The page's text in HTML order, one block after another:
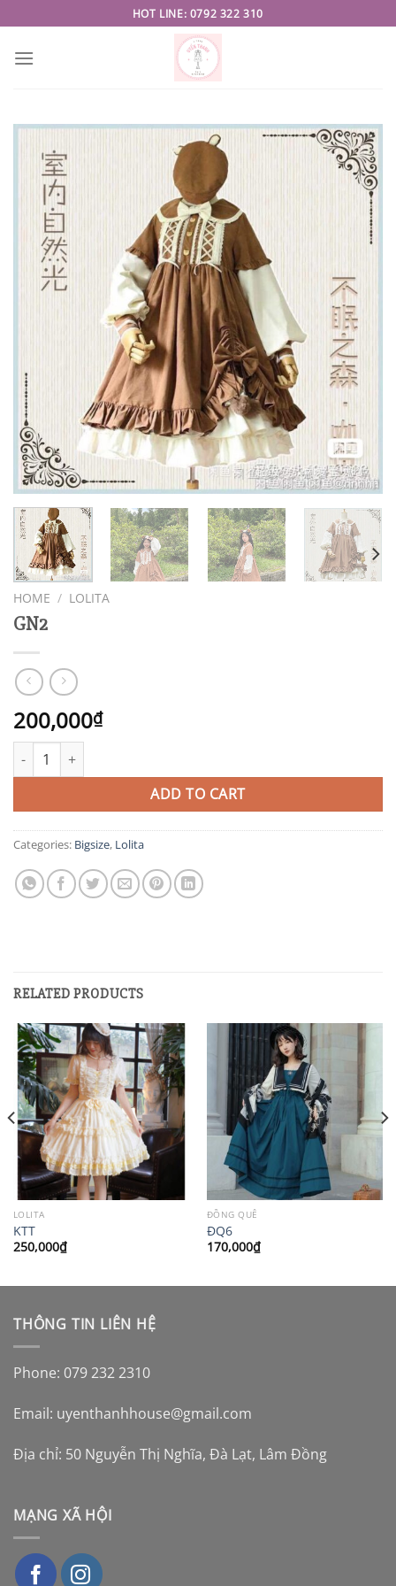
to
content
HOT LINE: 0792 322 310
HOME / LOLITA
GN2
200,000₫
GN2 quantity
ADD TO CART
Categories: Bigsize, Lolita
RELATED PRODUCTS
LOLITA
KTT
250,000₫
ĐỒNG QUÊ
ĐQ6
170,000₫
THÔNG TIN LIÊN HỆ
Phone: 079 232 2310
Email: uyenthanhhouse@gmail.com
Địa chỉ: 50 Nguyễn Thị Nghĩa, Đà Lạt, Lâm Đồng
MẠNG XÃ HỘI